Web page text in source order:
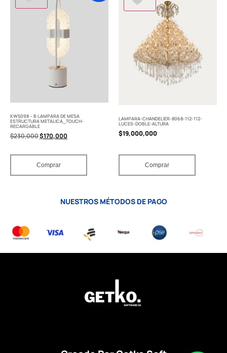
KW5098 – B LAMPARA DE MESA
ESTRUCTURA METALICA_TOUCH-
RECARGABLE
$230,000$170,000
Comprar
LAMPARA-CHANDELIER-8068-112-112-
LUCES-DOBLE-ALTURA
$19,000,000
Comprar
NUESTROS MÉTODOS DE PAGO